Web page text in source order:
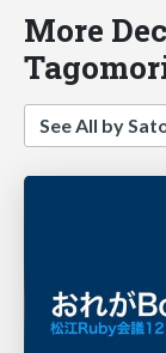
More
See All by